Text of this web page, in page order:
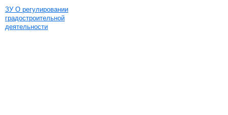
ЗУ О регулировании
градостроительной
деятельности